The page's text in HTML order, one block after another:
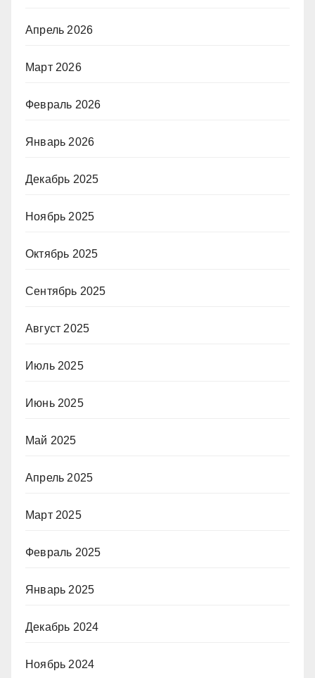
Апрель 2026
Март 2026
Февраль 2026
Январь 2026
Декабрь 2025
Ноябрь 2025
Октябрь 2025
Сентябрь 2025
Август 2025
Июль 2025
Июнь 2025
Май 2025
Апрель 2025
Март 2025
Февраль 2025
Январь 2025
Декабрь 2024
Ноябрь 2024